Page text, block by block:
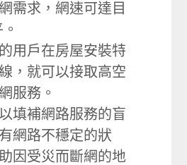
需求，網速可達目
用戶在房屋安裝特
，就可以接取高空
服務。
填補網路服務的盲
網路不穩定的狀
因受災而斷網的地